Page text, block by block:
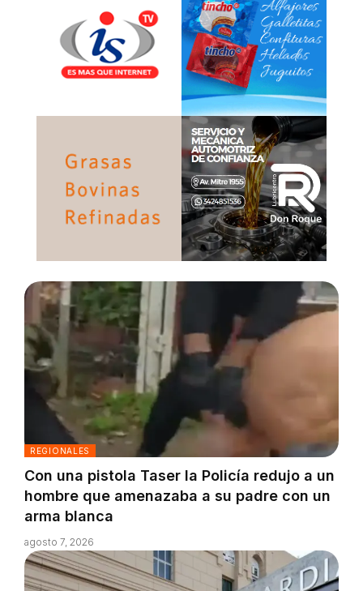
REGIONALES
Con una pistola Taser la Policía redujo a un
hombre que amenazaba a su padre con un
arma blanca
agosto 7, 2026